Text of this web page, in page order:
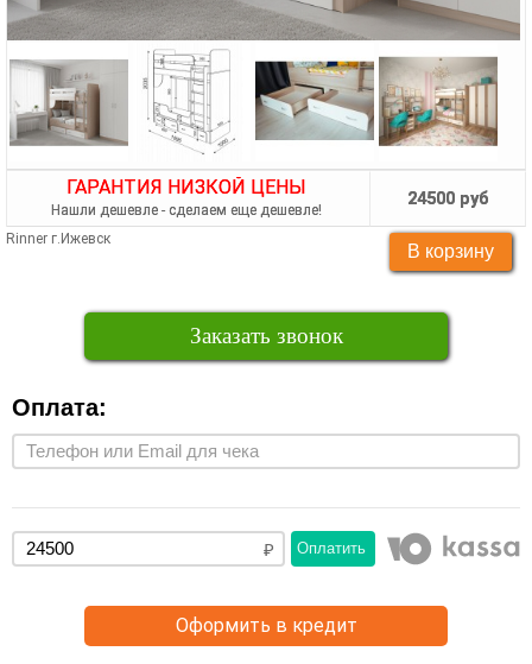
ГАРАНТИЯ НИЗКОЙ ЦЕНЫ
Нашли дешевле - сделаем еще дешевле!
24500 руб
Rinner г.Ижевск
Заказать звонок
Оплата:
Оплатить
Оформить в кредит